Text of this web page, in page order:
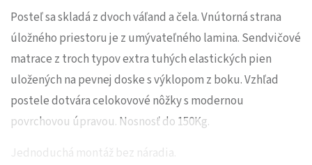
Posteľ sa skladá z dvoch váľand a čela. Vnútorná strana
úložného priestoru je z umývateľného lamina. Sendvičové
matrace z troch typov extra tuhých elastických pien
uložených na pevnej doske s výklopom z boku. Vzhľad
postele dotvára celokovové nôžky s modernou
povrchovou úpravou. Nosnosť do 150Kg.
Jednoduchá montáž bez náradia.